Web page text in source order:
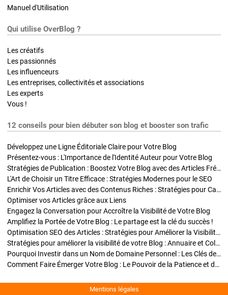
Manuel d'Utilisation
Qui utilise OverBlog ?
Les créatifs
Les passionnés
Les influenceurs
Les entreprises, collectivités et associations
Les experts
Vous !
12 conseils pour bien débuter son blog et booster son trafic
Développez une Ligne Éditoriale Claire pour Votre Blog
Présentez-vous : L'Importance de l'Identité Auteur pour Votre Blog
Stratégies de Publication : Boostez Votre Blog avec des Articles Fréquents et Exclusifs
L'Art de Choisir un Titre Efficace : Stratégies Modernes pour le SEO
Enrichir Vos Articles avec des Contenus Riches : Stratégies pour Captiver et Optimiser
Optimiser vos Articles grâce aux Liens
Engagez la Conversation pour Accroître la Visibilité de Votre Blog
Amplifiez la Portée de Votre Blog : Le partage est la clé du succès !
Optimisation SEO des Articles : Stratégies pour Améliorer la Visibilité de Votre Blog
Stratégies pour améliorer la visibilité de votre Blog : Annuaire et Collaborations
Pourquoi Investir dans un Nom de Domaine Personnel : Les Clés de la Réussite de Votre Blog
Comment Faire Émerger Votre Blog : Le Pouvoir de la Patience et de la Persévérance
Mentions légales